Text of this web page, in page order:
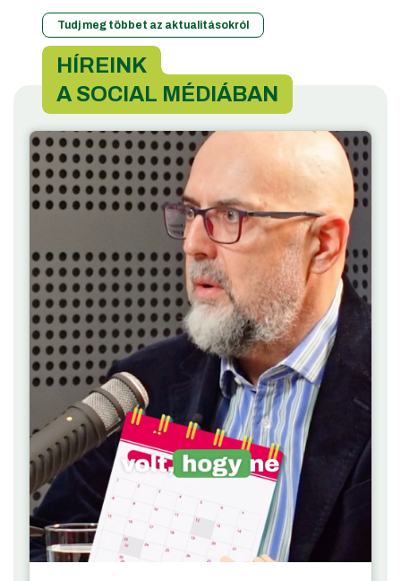
HÍREINK
A SOCIAL MÉDIÁBAN
Tudj meg többet az aktualitásokról